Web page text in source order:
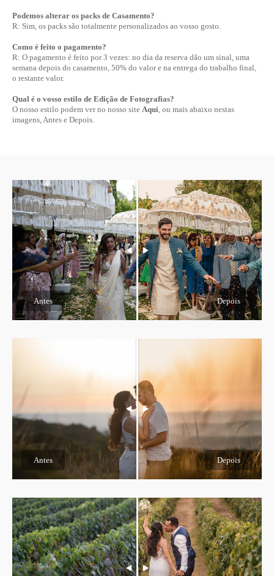
Podemos alterar os packs de Casamento?
R: Sim, os packs são totalmente personalizados ao vosso gosto.
Como é feito o pagamento?
R: O pagamento é feito por 3 vezes: no dia da reserva dão um sinal, uma
semana depois do casamento, 50% do valor e na entrega do trabalho final,
o restante valor.
Qual é o vosso estilo de Edição de Fotografias?
O nosso estilo podem ver no nosso site Aqui , ou mais abaixo nestas
imagens, Antes e Depois.
Antes Depois
Antes Depois